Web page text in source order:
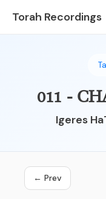
Torah Recordings
Igeres
← Prev